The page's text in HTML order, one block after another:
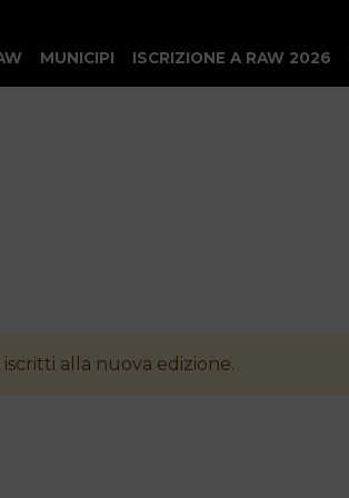
MUNICIPI ISCRIZIONE A RAW 2026
alla nuova edizione.